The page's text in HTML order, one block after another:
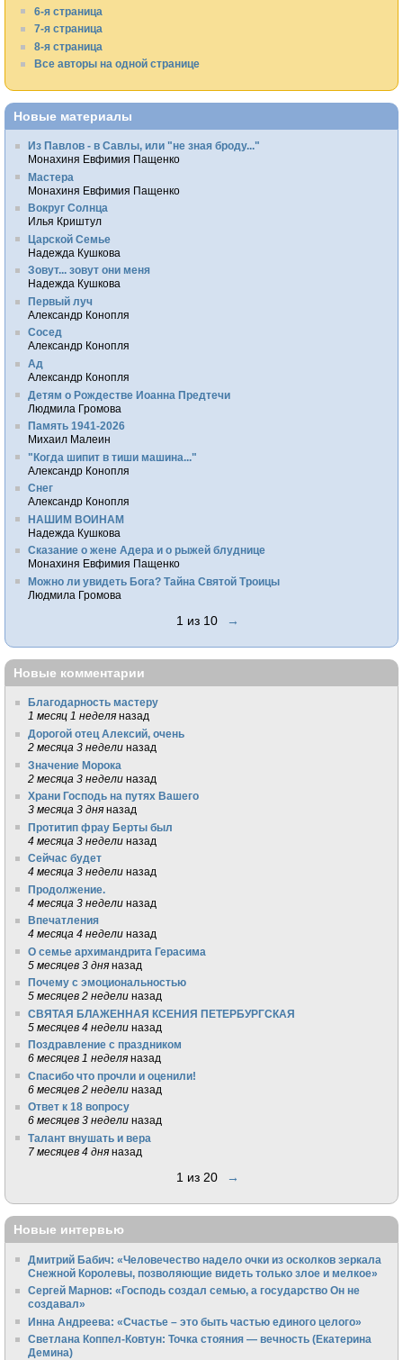
6-я страница
7-я страница
8-я страница
Все авторы на одной странице
Новые материалы
Из Павлов - в Савлы, или "не зная броду..."
Монахиня Евфимия Пащенко
Мастера
Монахиня Евфимия Пащенко
Вокруг Солнца
Илья Криштул
Царской Семье
Надежда Кушкова
Зовут... зовут они меня
Надежда Кушкова
Первый луч
Александр Конопля
Сосед
Александр Конопля
Ад
Александр Конопля
Детям о Рождестве Иоанна Предтечи
Людмила Громова
Память 1941-2026
Михаил Малеин
"Когда шипит в тиши машина..."
Александр Конопля
Снег
Александр Конопля
НАШИМ ВОИНАМ
Надежда Кушкова
Сказание о жене Адера и о рыжей блуднице
Монахиня Евфимия Пащенко
Можно ли увидеть Бога? Тайна Святой Троицы
Людмила Громова
1 из 10 →
Новые комментарии
Благодарность мастеру
1 месяц 1 неделя назад
Дорогой отец Алексий, очень
2 месяца 3 недели назад
Значение Морока
2 месяца 3 недели назад
Храни Господь на путях Вашего
3 месяца 3 дня назад
Протитип фрау Берты был
4 месяца 3 недели назад
Сейчас будет
4 месяца 3 недели назад
Продолжение.
4 месяца 3 недели назад
Впечатления
4 месяца 4 недели назад
О семье архимандрита Герасима
5 месяцев 3 дня назад
Почему с эмоциональностью
5 месяцев 2 недели назад
СВЯТАЯ БЛАЖЕННАЯ КСЕНИЯ ПЕТЕРБУРГСКАЯ
5 месяцев 4 недели назад
Поздравление с праздником
6 месяцев 1 неделя назад
Спасибо что прочли и оценили!
6 месяцев 2 недели назад
Ответ к 18 вопросу
6 месяцев 3 недели назад
Талант внушать и вера
7 месяцев 4 дня назад
1 из 20 →
Новые интервью
Дмитрий Бабич: «Человечество надело очки из осколков зеркала
Снежной Королевы, позволяющие видеть только злое и мелкое»
Сергей Марнов: «Господь создал семью, а государство Он не
создавал»
Инна Андреева: «Счастье – это быть частью единого целого»
Светлана Коппел-Ковтун: Точка стояния — вечность (Екатерина
Демина)